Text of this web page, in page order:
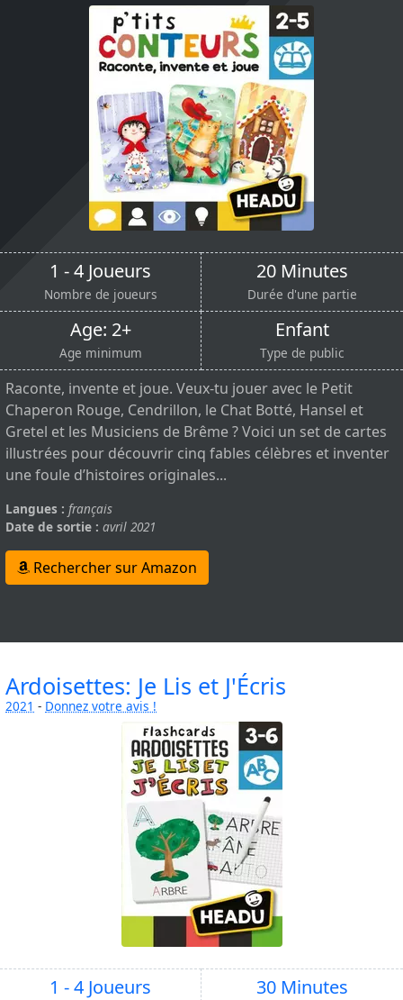
1 - 4 Joueurs
Nombre de joueurs
20 Minutes
Durée d'une partie
Age: 2+
Age minimum
Enfant
Type de public
Raconte, invente et joue. Veux-tu jouer avec le Petit
Chaperon Rouge, Cendrillon, le Chat Botté, Hansel et
Gretel et les Musiciens de Brême ? Voici un set de cartes
illustrées pour découvrir cinq fables célèbres et inventer
une foule d’histoires originales...
Langues : français
Date de sortie : avril 2021
Rechercher sur Amazon
Ardoisettes: Je Lis et J'Écris
2021 - Donnez votre avis !
1 - 4 Joueurs 30 Minutes